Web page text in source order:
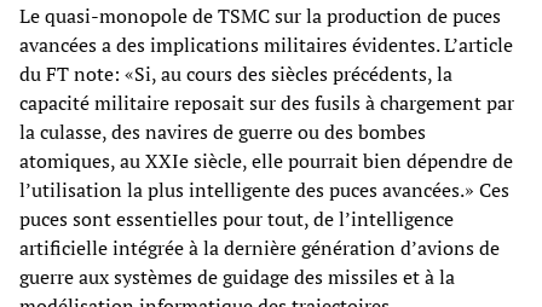
Le quasi-monopole de TSMC sur la production de puces
avancées a des implications militaires évidentes. L’article
du FT note: «Si, au cours des siècles précédents, la
capacité militaire reposait sur des fusils à chargement par
la culasse, des navires de guerre ou des bombes
atomiques, au XXIe siècle, elle pourrait bien dépendre de
l’utilisation la plus intelligente des puces avancées.» Ces
puces sont essentielles pour tout, de l’intelligence
artificielle intégrée à la dernière génération d’avions de
guerre aux systèmes de guidage des missiles et à la